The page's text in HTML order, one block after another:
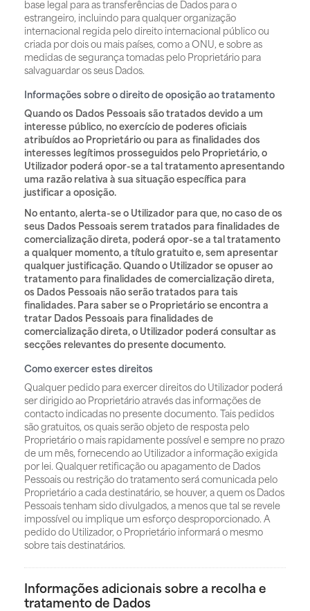
base legal para as transferências de Dados para o
estrangeiro, incluindo para qualquer organização
internacional regida pelo direito internacional público ou
criada por dois ou mais países, como a ONU, e sobre as
medidas de segurança tomadas pelo Proprietário para
salvaguardar os seus Dados.
Informações sobre o direito de oposição ao tratamento
Quando os Dados Pessoais são tratados devido a um
interesse público, no exercício de poderes oficiais
atribuídos ao Proprietário ou para as finalidades dos
interesses legítimos prosseguidos pelo Proprietário, o
Utilizador poderá opor-se a tal tratamento apresentando
uma razão relativa à sua situação específica para
justificar a oposição.
No entanto, alerta-se o Utilizador para que, no caso de os
seus Dados Pessoais serem tratados para finalidades de
comercialização direta, poderá opor-se a tal tratamento
a qualquer momento, a título gratuito e, sem apresentar
qualquer justificação. Quando o Utilizador se opuser ao
tratamento para finalidades de comercialização direta,
os Dados Pessoais não serão tratados para tais
finalidades. Para saber se o Proprietário se encontra a
tratar Dados Pessoais para finalidades de
comercialização direta, o Utilizador poderá consultar as
secções relevantes do presente documento.
Como exercer estes direitos
Qualquer pedido para exercer direitos do Utilizador poderá
ser dirigido ao Proprietário através das informações de
contacto indicadas no presente documento. Tais pedidos
são gratuitos, os quais serão objeto de resposta pelo
Proprietário o mais rapidamente possível e sempre no prazo
de um mês, fornecendo ao Utilizador a informação exigida
por lei. Qualquer retificação ou apagamento de Dados
Pessoais ou restrição do tratamento será comunicada pelo
Proprietário a cada destinatário, se houver, a quem os Dados
Pessoais tenham sido divulgados, a menos que tal se revele
impossível ou implique um esforço desproporcionado. A
pedido do Utilizador, o Proprietário informará o mesmo
sobre tais destinatários.
Informações adicionais sobre a recolha e
tratamento de Dados